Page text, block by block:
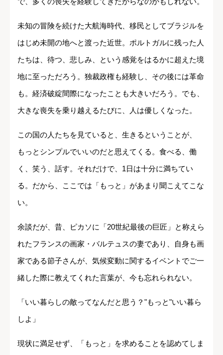
未知の冒険を続けた大航海時代、移民としてブラジルを
はじめ未開の地へと渡った近世。ポルトガルに残った人
たちは、待つ、悲しみ、という感覚をはるかに超えた境
地に至っただろう。独裁政権も経験し、その後には革命
も。経済破綻間際になったことも大きいだろう。でも、
大きな喪失を乗り越えるたびに、人は優しくなった。
この国の人たちを見ていると、生きるということが、
もっとシンプルでいいのだと思えてくる。食べる、働
く、笑う、話す。それだけで、1日は十分に満ちてい
る。だから、ここでは「もっと」があまり聞こえてこな
い。
余談だが、昔、ピカソに「20世紀最後の巨匠」と称えら
れたフランスの画家・バルテュスの妻であり、自身も画
家である節子さんが、気候変動に関するイベントでご一
緒した際に教えてくれた言葉が、今も忘れられない。
「いい暮らしの敵ってなんだと思う？"もっと"いい暮ら
しよ」
現状に満足せず、「もっと」を求めることを認めてしま